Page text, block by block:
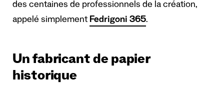
des centaines de professionnels de la création,
appelé simplement Fedrigoni 365.
Un fabricant de papier
historique